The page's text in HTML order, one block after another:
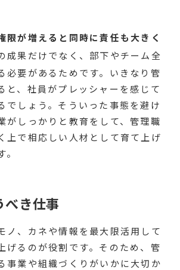
限が増えると同時に責任も大きく
成果だけでなく、部下やチーム全
必要があるためです。いきなり管
と、社員がプレッシャーを感じて
でしょう。そういった事態を避け
がしっかりと教育をして、管理職
上で相応しい人材として育て上げ
べき仕事
ノ、カネや情報を最大限活用して
げるのが役割です。そのため、管
事業や組織づくりがいかに大切か